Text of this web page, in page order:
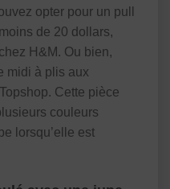
opter pour un pull
de 20 dollars,
H&M. Ou bien,
midi à plis aux
Cette pièce
couleurs
lorsqu’elle est